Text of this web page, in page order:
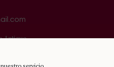
Antiguo.